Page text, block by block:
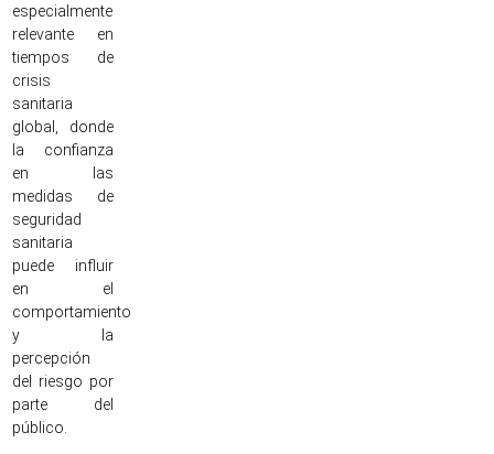
especialmente
relevante en
tiempos de
crisis
sanitaria
global, donde
la confianza
en las
medidas de
seguridad
sanitaria
puede influir
en el
comportamiento
y la
percepción
del riesgo por
parte del
público.